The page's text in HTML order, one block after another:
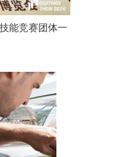
能竞赛团体一